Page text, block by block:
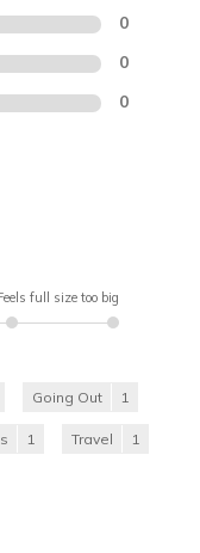
0
0
0
full size too big
Going Out 1
1 Travel 1